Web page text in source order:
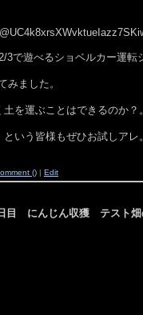
3で遊べるショベルカー運転
みました。
を運ぶことはできるのか？
いう皆様もぜひお試しアレ。
() | Edit
目 にんじん収獲 テスト畑